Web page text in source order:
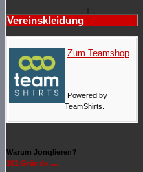
Vereinskleidung
Zum Teamshop
Powered by
TeamShirts.
Warum Jonglieren?
101 Gründe ....